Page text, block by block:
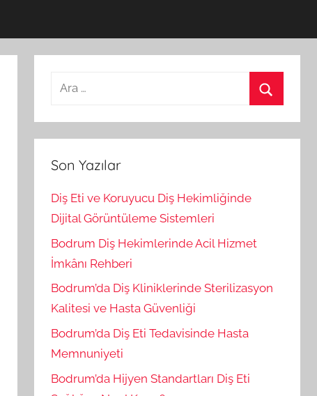
a
m
a
Son Yazılar
Diş Eti ve Koruyucu Diş Hekimliğinde
Dijital Görüntüleme Sistemleri
Bodrum Diş Hekimlerinde Acil Hizmet
İmkânı Rehberi
Bodrum’da Diş Kliniklerinde Sterilizasyon
Kalitesi ve Hasta Güvenliği
Bodrum’da Diş Eti Tedavisinde Hasta
Memnuniyeti
Bodrum’da Hijyen Standartları Diş Eti